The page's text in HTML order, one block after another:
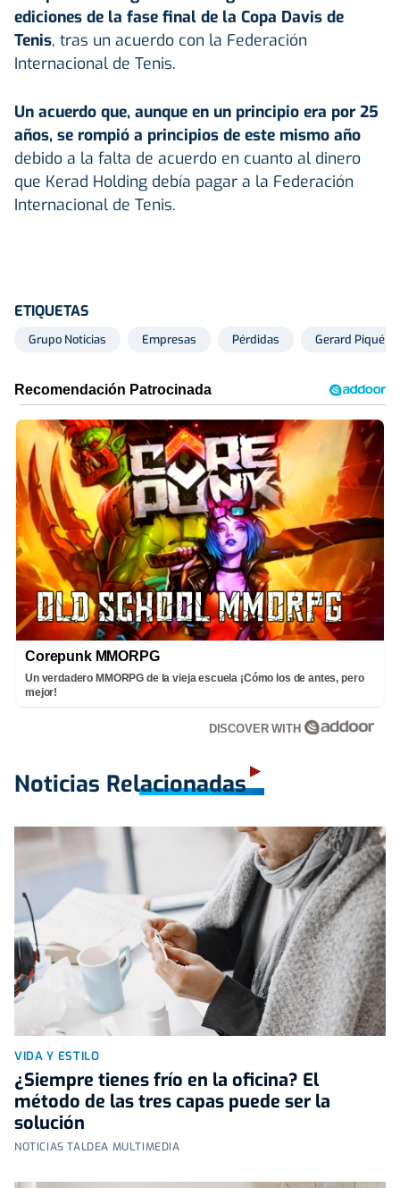
ediciones de la fase final de la Copa Davis de
Tenis, tras un acuerdo con la Federación
Internacional de Tenis.
Un acuerdo que, aunque en un principio era por 25
años, se rompió a principios de este mismo año
debido a la falta de acuerdo en cuanto al dinero
que Kerad Holding debía pagar a la Federación
Internacional de Tenis.
ETIQUETAS
Grupo Noticias Empresas Pérdidas Gerard Piqué
Corepunk MMORPG
Un verdadero MMORPG de la vieja escuela ¡Cómo los de antes, pero
mejor!
DISCOVER WITH
Noticias Relacionadas
VIDA Y ESTILO
¿Siempre tienes frío en la oficina? El
método de las tres capas puede ser la
solución
NOTICIAS TALDEA MULTIMEDIA